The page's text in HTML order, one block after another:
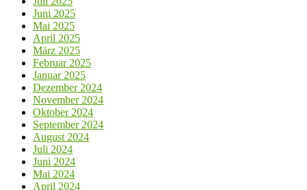
Juni 2025
Mai 2025
April 2025
März 2025
Februar 2025
Januar 2025
Dezember 2024
November 2024
Oktober 2024
September 2024
August 2024
Juli 2024
Juni 2024
Mai 2024
April 2024